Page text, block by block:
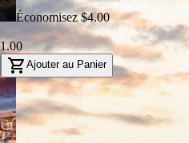
Économisez $4.00
shopping_cart Ajouter au Panier